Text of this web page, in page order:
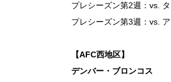
プレシーズン第2週：vs.
プレシーズン第3週：vs.
【AFC西地区】
デンバー・ブロンコス